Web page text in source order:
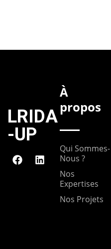
LRIDA
-UP
À
propos
Qui Sommes-
Nous ?
Nos
Expertises
Nos Projets